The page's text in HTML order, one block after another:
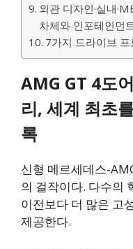
외관 디자인·실내
차체와 인포테인먼
7가지 드라이브
AMG GT 4도
리, 세계 최초
록
신형 메르세데스-
의 걸작이다. 다수의
이전보다 더 많은 고
제공한다.